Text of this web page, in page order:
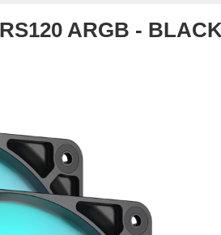
ARGB -